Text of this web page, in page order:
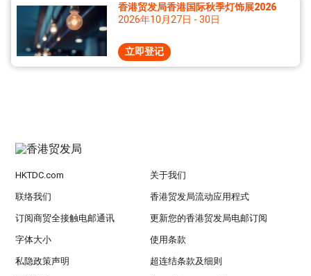
香港贸发局香港国际秋季灯饰展2026
2026年10月27日 - 30日
立即登记
HKTDC.com 关于我们
联络我们 香港贸发局流动应用程式
订阅商贸全接触电邮通讯 更新您的香港贸发局电邮订阅
字体大小 使用条款
私隐政策声明 超连结条款及细则